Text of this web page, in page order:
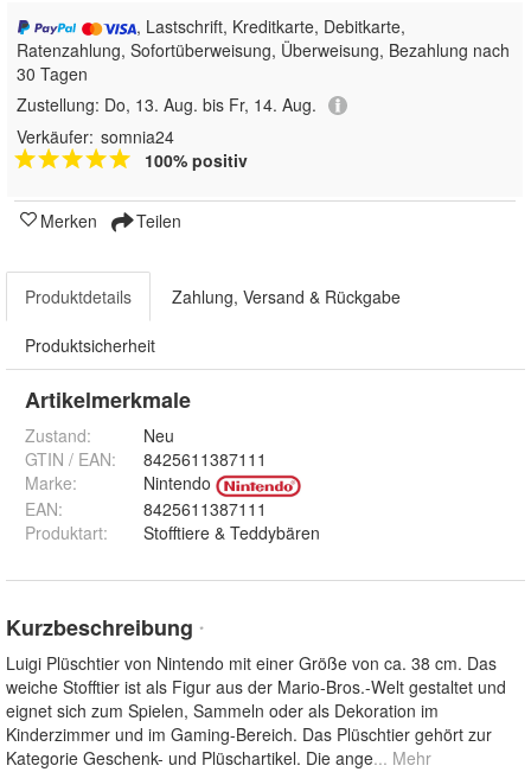
, Lastschrift, Kreditkarte, Debitkarte,
Ratenzahlung, Sofortüberweisung, Überweisung, Bezahlung nach
30 Tagen
Zustellung: Do, 13. Aug. bis Fr, 14. Aug.
Verkäufer: somnia24
100% positiv
Merken Teilen
Produktdetails Zahlung, Versand & Rückgabe
Produktsicherheit
Artikelmerkmale
Zustand:
Neu
GTIN / EAN:
8425611387111
Marke:
Nintendo
EAN:
8425611387111
Produktart: Stofftiere & Teddybären
Kurzbeschreibung *
Luigi Plüschtier von Nintendo mit einer Größe von ca. 38 cm. Das
weiche Stofftier ist als Figur aus der Mario-Bros.-Welt gestaltet und
eignet sich zum Spielen, Sammeln oder als Dekoration im
Kinderzimmer und im Gaming-Bereich. Das Plüschtier gehört zur
Kategorie Geschenk- und Plüschartikel. Die ange... Mehr